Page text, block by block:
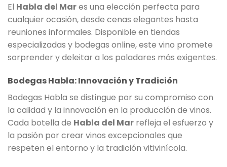
El Habla del Mares una elección perfecta para
cualquier ocasión, desde cenas elegantes hasta
reuniones informales. Disponible en tiendas
especializadas y bodegas online, este vino promete
sorprender y deleitar a los paladares más exigentes.
Bodegas Habla: Innovación y Tradición
Bodegas Habla se distingue por su compromiso con
la calidad y la innovación en la producción de vinos.
Cada botella de Habla del Mar refleja el esfuerzo y
la pasión por crear vinos excepcionales que
respeten el entorno y la tradición vitivinícola.